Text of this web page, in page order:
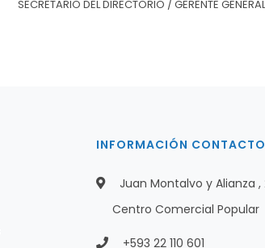
SECRETARIO DEL DIRECTORIO / GERENTE GENERAL
INFORMACIÓN CONTACTO
Juan Montalvo y Alianza ,
Centro Comercial Popular
+593 22 110 601